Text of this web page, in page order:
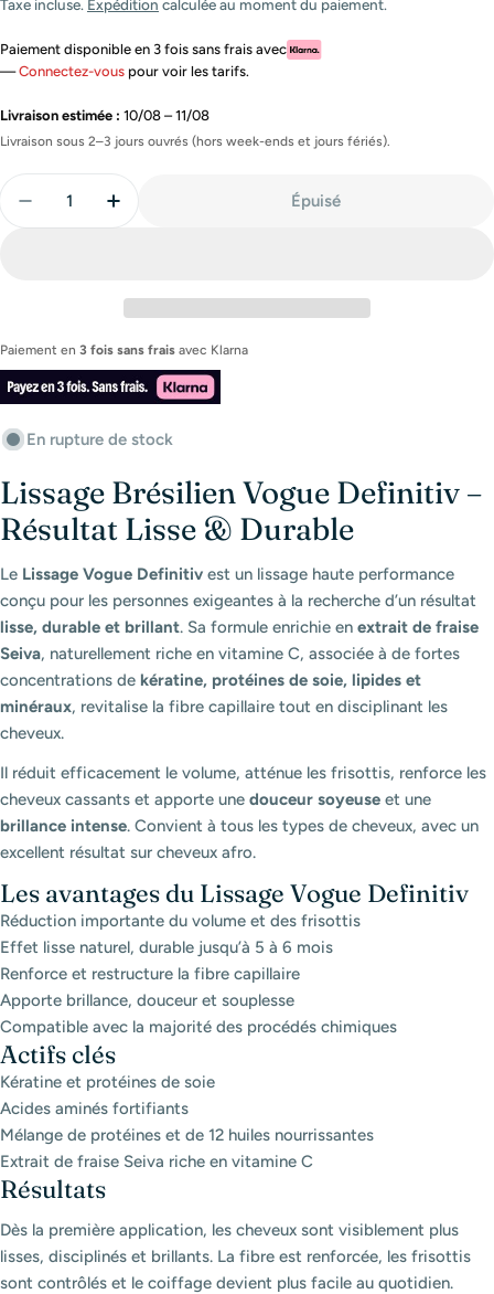
Taxe incluse. Expédition calculée au moment du paiement.
Paiement disponible en 3 fois sans frais avec
—Connectez-vous pour voir les tarifs.
Livraison estimée : 10/08 – 11/08
Livraison sous 2–3 jours ouvrés (hors week-ends et jours fériés).
Diminuer La Quantité Pour Lissage Brésilien Vogue
Augmenter La Quantité Pour Lissage
Épuisé
Paiement en 3 fois sans frais avec Klarna
En rupture de stock
Lissage Brésilien Vogue Definitiv –
Résultat Lisse & Durable
Le Lissage Vogue Definitiv est un lissage haute performance
conçu pour les personnes exigeantes à la recherche d’un résultat
lisse, durable et brillant. Sa formule enrichie en extrait de fraise
Seiva, naturellement riche en vitamine C, associée à de fortes
concentrations de kératine, protéines de soie, lipides et
minéraux, revitalise la fibre capillaire tout en disciplinant les
cheveux.
Il réduit efficacement le volume, atténue les frisottis, renforce les
cheveux cassants et apporte une douceur soyeuse et une
brillance intense. Convient à tous les types de cheveux, avec un
excellent résultat sur cheveux afro.
Les avantages du Lissage Vogue Definitiv
Réduction importante du volume et des frisottis
Effet lisse naturel, durable jusqu’à 5 à 6 mois
Renforce et restructure la fibre capillaire
Apporte brillance, douceur et souplesse
Compatible avec la majorité des procédés chimiques
Actifs clés
Kératine et protéines de soie
Acides aminés fortifiants
Mélange de protéines et de 12 huiles nourrissantes
Extrait de fraise Seiva riche en vitamine C
Résultats
Dès la première application, les cheveux sont visiblement plus
lisses, disciplinés et brillants. La fibre est renforcée, les frisottis
sont contrôlés et le coiffage devient plus facile au quotidien.